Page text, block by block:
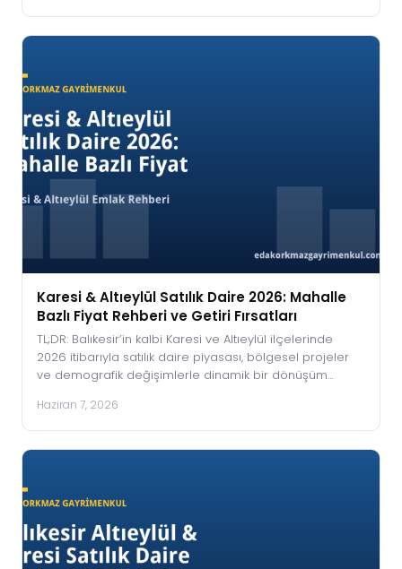
Karesi & Altıeylül Satılık Daire 2026: Mahalle
Bazlı Fiyat Rehberi ve Getiri Fırsatları
TL;DR: Balıkesir’in kalbi Karesi ve Altıeylül ilçelerinde
2026 itibarıyla satılık daire piyasası, bölgesel projeler
ve demografik değişimlerle dinamik bir dönüşüm…
Haziran 7, 2026